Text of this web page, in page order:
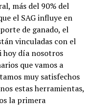
más del 90% del
el SAG influye en
de ganado, el
vinculadas con el
hoy día nosotros
que vamos a
muy satisfechos
estas herramientas,
la primera